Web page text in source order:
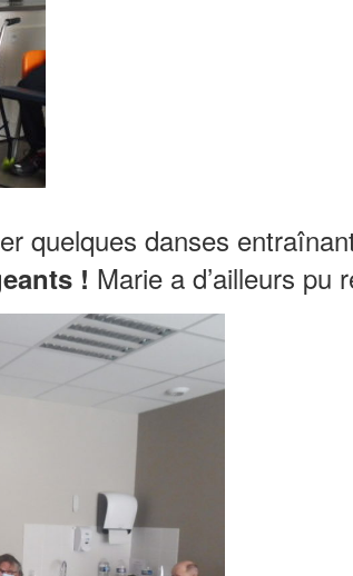
quelques danses
! Marie a d’ailleurs pu